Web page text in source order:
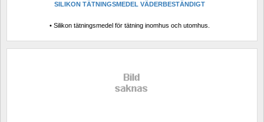
SILIKON TÄTNINGSMEDEL VÄDERBESTÄNDIGT
• Silikon tätningsmedel för tätning inomhus och utomhus.